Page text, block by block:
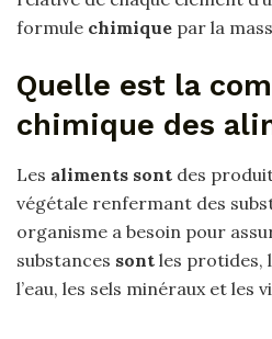
formule chimique par la
Quelle est la
chimique des
Les aliments sont des
végétale renfermant des
organisme a besoin pour
substances sont les protides,
l’eau, les sels minéraux et les